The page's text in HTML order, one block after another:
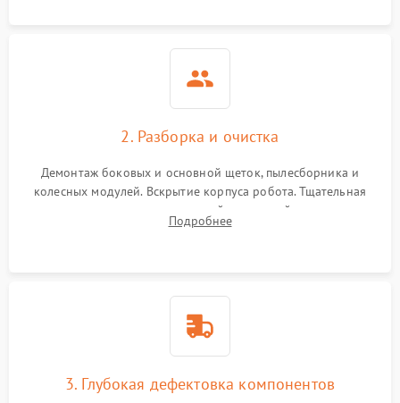
2. Разборка и очистка
Демонтаж боковых и основной щеток, пылесборника и
колесных модулей. Вскрытие корпуса робота. Тщательная
очистка внутренних полостей, шестерней и плат от
скопившейся пыли, волос и шерсти животных с
Подробнее
3. Глубокая дефектовка компонентов